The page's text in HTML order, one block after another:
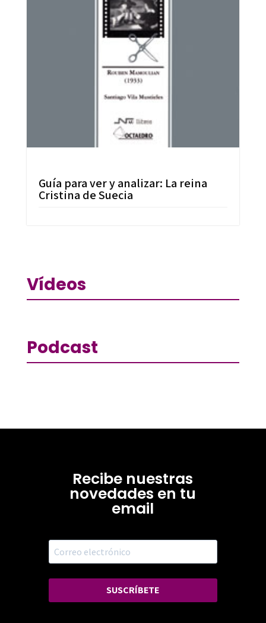
Guía para ver y analizar: La reina
Cristina de Suecia
Vídeos
Podcast
Recibe nuestras
novedades en tu
email
SUSCRÍBETE